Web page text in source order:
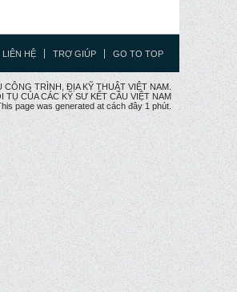
LIÊN HỆ TRỢ GIÚP GO TO TOP
TRÌNH, ĐỊA KỸ THUẬT VIỆT NAM.
CỦA CÁC KỸ SƯ KẾT CÂU VIỆT NAM
page was generated at cách đây 1 phút.